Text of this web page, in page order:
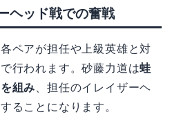
ヘッド戦での奮戦
ペアが担任や上級英雄と対
行われます。砂藤力道は蛙
組み 、担任のイレイザーヘ
ることになります。